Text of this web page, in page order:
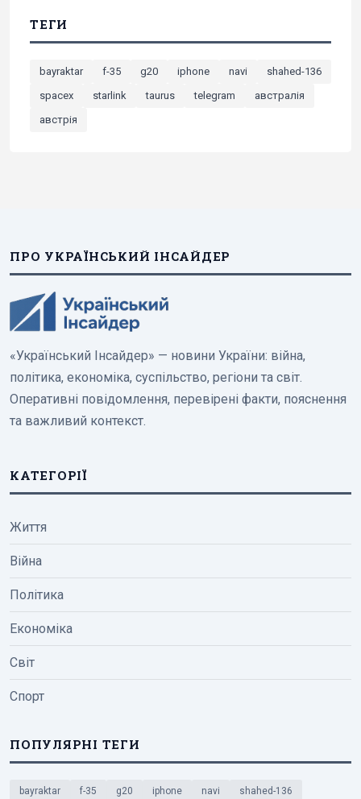
ТЕГИ
bayraktar f-35 g20 iphone navi
shahed-136
spacex
starlink taurus telegram
австралія
австрія
ПРО УКРАЇНСЬКИЙ ІНСАЙДЕР
«Український Інсайдер» — новини України: війна,
політика, економіка, суспільство, регіони та світ.
Оперативні повідомлення, перевірені факти, пояснення
та важливий контекст.
КАТЕГОРІЇ
Життя
Війна
Політика
Економіка
Світ
Спорт
ПОПУЛЯРНІ ТЕГИ
bayraktar f-35 g20 iphone navi shahed-136